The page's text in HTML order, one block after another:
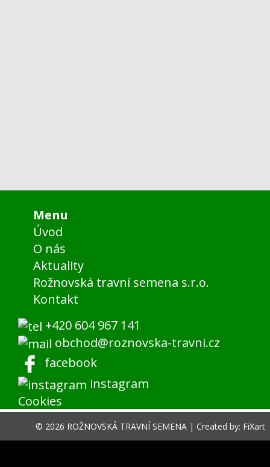
Menu
Úvod
O nás
Aktuality
Rožnovská travní semena s.r.o.
Kontakt
+420 604 967 141
obchod@roznovska-travni.cz
facebook
instagram
Cookies
© 2026 ROŽNOVSKÁ TRAVNÍ SEMENA |Created by: FiXart